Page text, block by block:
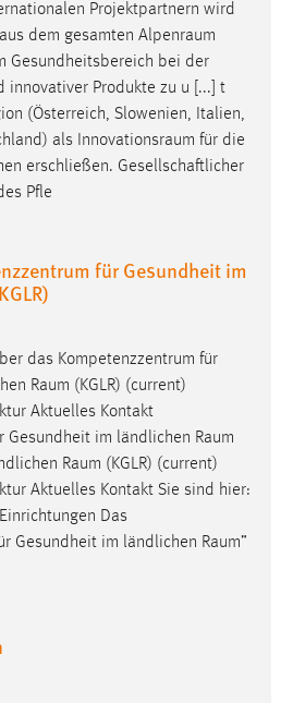
Projektpartnern wird
dem gesamten Alpenraum
Gesundheitsbereich bei der
innovativer Produkte zu u [...] t
(Österreich, Slowenien, Italien,
als Innovationsraum für die
erschließen. Gesellschaftlicher
Pfle
für Gesundheit im
das Kompetenzzentrum für
Raum (KGLR) (current)
Aktuelles Kontakt
Gesundheit im ländlichen Raum
Raum (KGLR) (current)
Aktuelles Kontakt Sie sind hier:
Das
Gesundheit im ländlichen Raum”